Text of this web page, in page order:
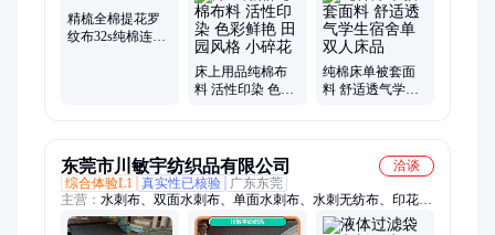
布料、水洗棉布、斜纹布料、蚕丝面料、牛奶绒面料、床品面料
精梳全棉提花罗
纹布32s纯棉连体
床上用品纯棉布
料 活性印染 色彩
纯棉床单被套面
料 舒适透气学生
东莞市川敏宇纺织品有限公司
洽谈
综合体验L1 真实性已核验
广东东莞
主营： 水刺布、双面水刺布、单面水刺布、水刺无纺布、印花无
纺布、涤纶水刺布